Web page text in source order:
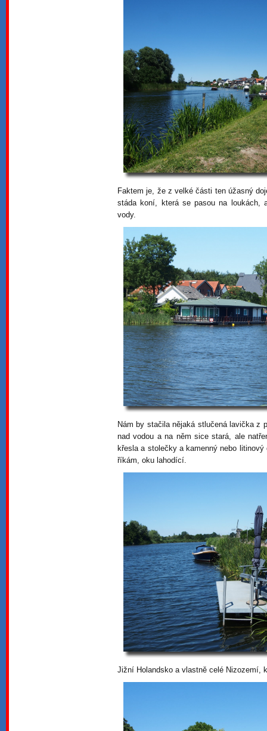
Faktem je, že z velké části ten úžasný
stáda koní, která se pasou na
vody.
Nám by stačila nějaká stlučená lavička z
nad vodou a na něm sice stará, ale
křesla a stolečky a kamenný nebo
říkám, oku lahodící.
Jižní Holandsko a vlastně celé Nizozemí,